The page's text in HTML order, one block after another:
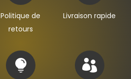
Politique de
retours
Livraison rapide
 